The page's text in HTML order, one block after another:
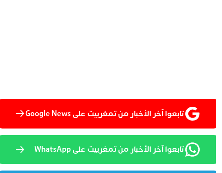
تابعوا آخر الأخبار من تمغربيت على Google News
تابعوا آخر الأخبار من تمغربيت على WhatsApp